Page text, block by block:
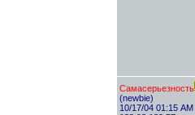
Самасерьезность
(newbie)
10/17/04 01:15 AM